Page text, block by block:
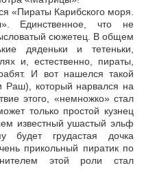
«Пираты Карибского моря.
Единственное, что не
сюжетец. В общем
дяденьки и тетеньки,
и, естественно, пираты,
И вот нашелся такой
Раш), который нарвался на
этого, «немножко» стал
только простой кузнец
известный ушастый эльф
будет грудастая дочка
прикольный пиратик по
этой роли стал